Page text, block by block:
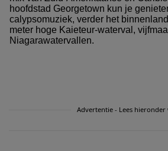
hoofdstad Georgetown kun je
calypsomuziek, verder het
meter hoge Kaieteur-waterval,
Niagarawatervallen.
Advertentie - Lees hieronder